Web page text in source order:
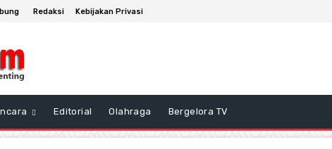
Redaksi Kebijakan Privasi
Editorial Olahraga Bergelora TV